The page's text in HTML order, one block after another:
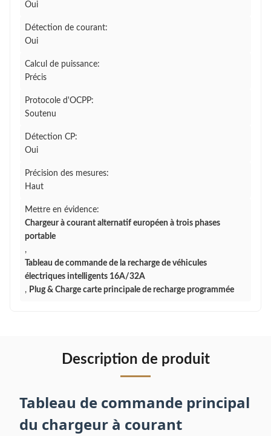
Oui
Détection de courant:
Oui
Calcul de puissance:
Précis
Protocole d'OCPP:
Soutenu
Détection CP:
Oui
Précision des mesures:
Haut
Mettre en évidence:
Chargeur à courant alternatif européen à trois phases
portable
,
Tableau de commande de la recharge de véhicules
électriques intelligents 16A/32A
, Plug & Charge carte principale de recharge programmée
Description de produit
Tableau de commande principal
du chargeur à courant